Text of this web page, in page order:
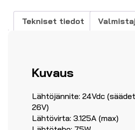
Tekniset tiedot
Kuvaus
Lähtöjännite: 24Vdc
26V)
Lähtövirta: 3.125A (max)